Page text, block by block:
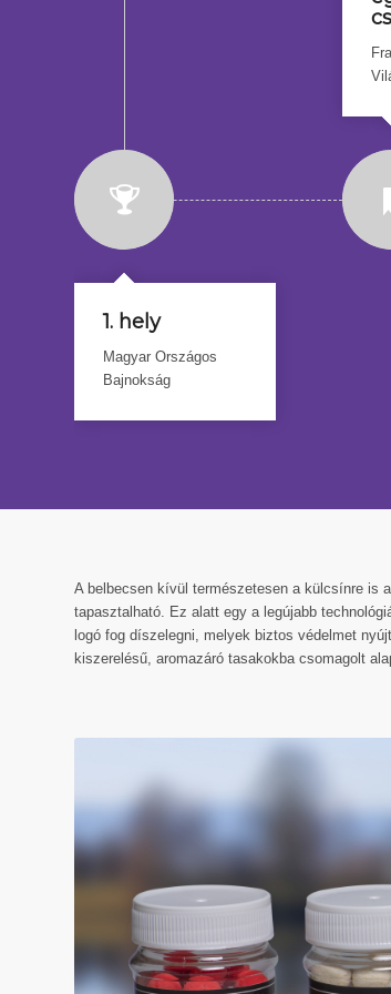
1. hely
Magyar Országos
Bajnokság
A belbecsen kívül természetesen a külcsínre is
tapasztalható. Ez alatt egy a legújabb
logó fog díszelegni, melyek biztos védelmet
kiszerelésű, aromazáró tasakokba csomagolt